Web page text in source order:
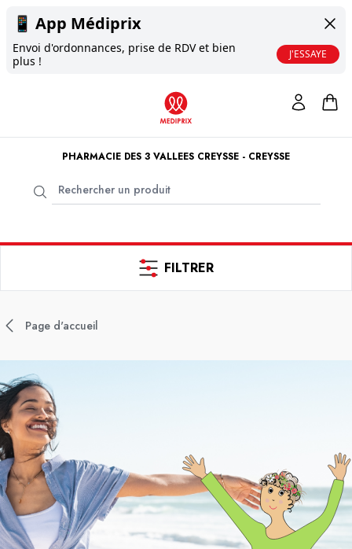
📱 App Médiprix
Envoi d'ordonnances, prise de RDV et bien
plus !
J'ESSAYE
PHARMACIE DES 3 VALLEES CREYSSE - CREYSSE
FILTRER
Page d'accueil